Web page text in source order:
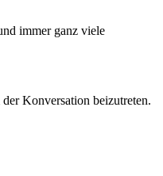
immer ganz viele
der Konversation beizutreten.